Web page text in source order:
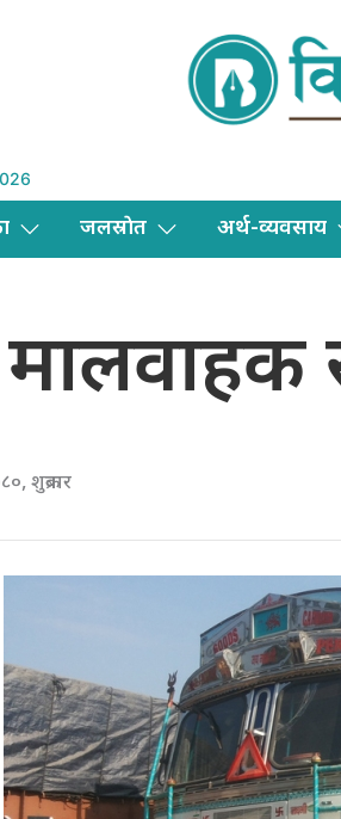
जलस्राेत अर्थ-व्यवसाय
शुक्रबार